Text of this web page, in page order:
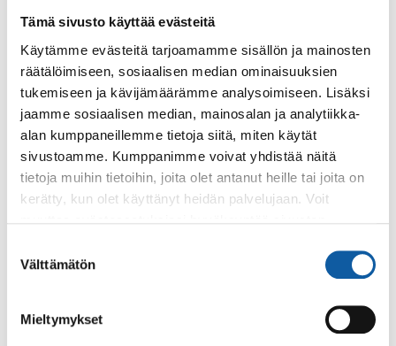
Tämä sivusto käyttää evästeitä
Käytämme evästeitä tarjoamamme sisällön ja mainosten
räätälöimiseen, sosiaalisen median ominaisuuksien
tukemiseen ja kävijämäärämme analysoimiseen. Lisäksi
jaamme sosiaalisen median, mainosalan ja analytiikka-
alan kumppaneillemme tietoja siitä, miten käytät
sivustoamme. Kumppanimme voivat yhdistää näitä
tietoja muihin tietoihin, joita olet antanut heille tai joita on
kerätty, kun olet käyttänyt heidän palvelujaan. Voit
valinta
Välttämätön
Mieltymykset
Käyntiosoite: Vistantie 18
Postiosoite: PL 50, 21531 PAIMIO
Vaihde: (02) 474 511
Sähköposti:paimio.kaupunki@paimio.fi